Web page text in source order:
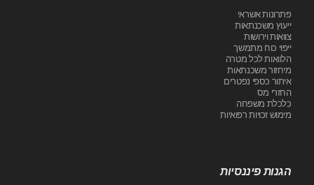
פתרונות אשראי
ייעוץ משכנתאות
צוואות וירושות
ייפוי כוח מתמשך
הלוואות לכל מטרה
מיחזור משכנתאות
איתור כספי נפטרים
החזרי מס
כלכלת משפחה
מימוש זכויות רפואיות
הגנות פיננסיות